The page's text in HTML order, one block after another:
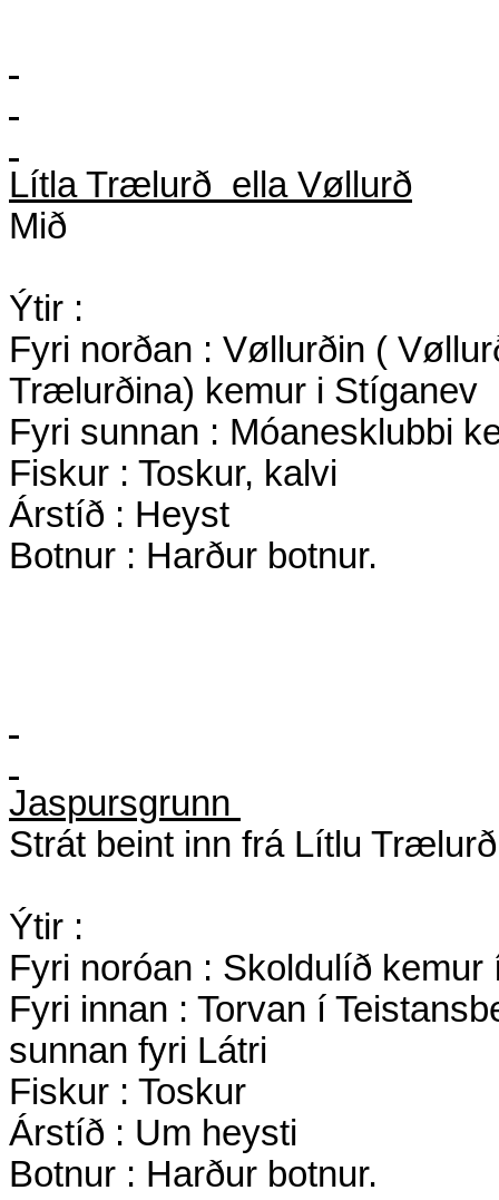
Lítla Trælurð ella Vøllurð
Mið
Ýtir :
Fyri norðan : Vøllurðin (
Trælurðina) kemur i Stíganev
Fyri sunnan : Móanesklubbi
Fiskur : Toskur, kalvi
Árstíð : Heyst
Botnur : Harður botnur.
Jaspursgrunn
Strát beint inn frá Lítlu Trælurð
Ýtir :
Fyri noróan : Skoldulíð kemur
Fyri innan : Torvan í
sunnan fyri Látri
Fiskur : Toskur
Árstíð : Um heysti
Botnur : Harður botnur.